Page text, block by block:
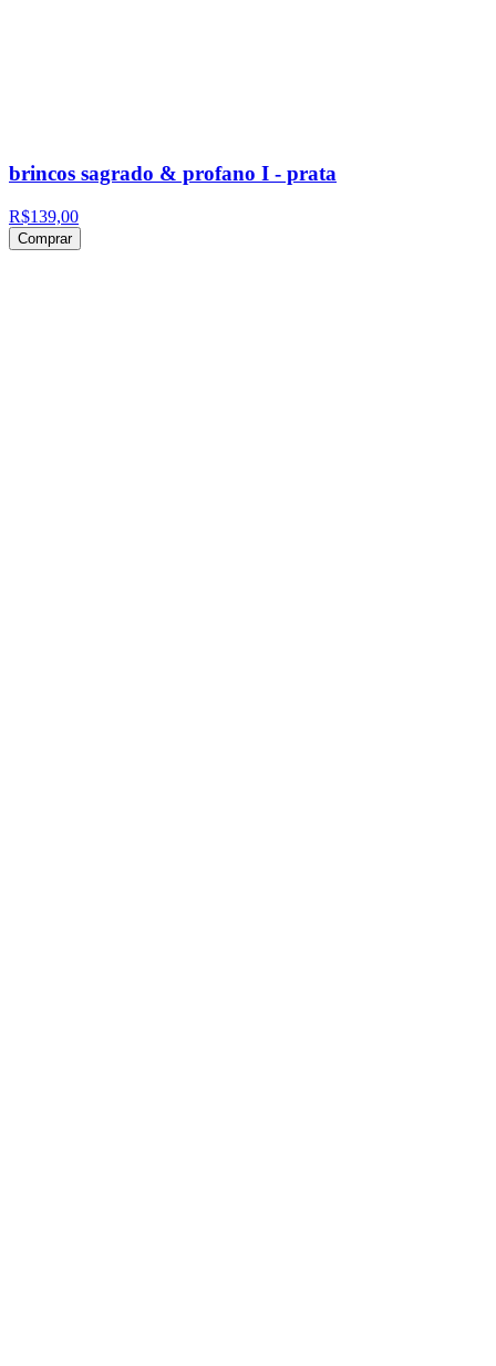
brincos sagrado & profano I - prata
R$139,00
Comprar